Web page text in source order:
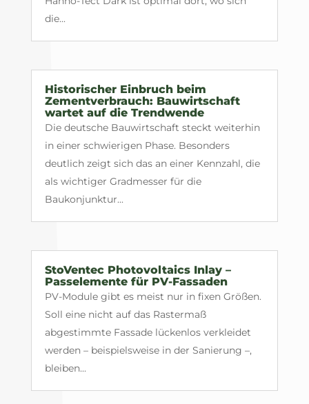
die...
Historischer Einbruch beim
Zementverbrauch: Bauwirtschaft
wartet auf die Trendwende
Die deutsche Bauwirtschaft steckt weiterhin
in einer schwierigen Phase. Besonders
deutlich zeigt sich das an einer Kennzahl, die
als wichtiger Gradmesser für die
Baukonjunktur...
StoVentec Photovoltaics Inlay –
Passelemente für PV-Fassaden
PV-Module gibt es meist nur in fixen Größen.
Soll eine nicht auf das Rastermaß
abgestimmte Fassade lückenlos verkleidet
werden – beispielsweise in der Sanierung –,
bleiben...